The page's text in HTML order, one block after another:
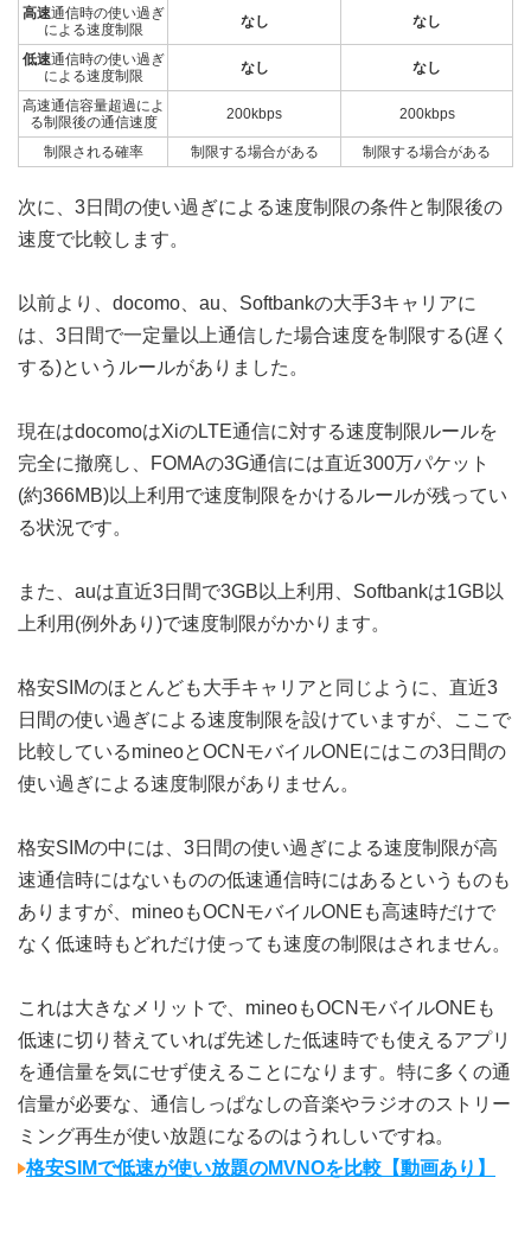
高速通信時の使い過ぎ
による速度制限
なし なし
低速通信時の使い過ぎ
による速度制限
なし なし
高速通信容量超過によ
る制限後の通信速度
200kbps 200kbps
制限される確率 制限する場合がある 制限する場合がある
次に、3日間の使い過ぎによる速度制限の条件と制限後の
速度で比較します。
以前より、docomo、au、Softbankの大手3キャリアに
は、3日間で一定量以上通信した場合速度を制限する(遅く
する)というルールがありました。
現在はdocomoはXiのLTE通信に対する速度制限ルールを
完全に撤廃し、FOMAの3G通信には直近300万パケット
(約366MB)以上利用で速度制限をかけるルールが残ってい
る状況です。
また、auは直近3日間で3GB以上利用、Softbankは1GB以
上利用(例外あり)で速度制限がかかります。
格安SIMのほとんども大手キャリアと同じように、直近3
日間の使い過ぎによる速度制限を設けていますが、ここで
比較しているmineoとOCNモバイルONEにはこの3日間の
使い過ぎによる速度制限がありません。
格安SIMの中には、3日間の使い過ぎによる速度制限が高
速通信時にはないものの低速通信時にはあるというものも
ありますが、mineoもOCNモバイルONEも高速時だけで
なく低速時もどれだけ使っても速度の制限はされません。
これは大きなメリットで、mineoもOCNモバイルONEも
低速に切り替えていれば先述した低速時でも使えるアプリ
を通信量を気にせず使えることになります。特に多くの通
信量が必要な、通信しっぱなしの音楽やラジオのストリー
ミング再生が使い放題になるのはうれしいですね。
格安SIMで低速が使い放題のMVNOを比較【動画あり】